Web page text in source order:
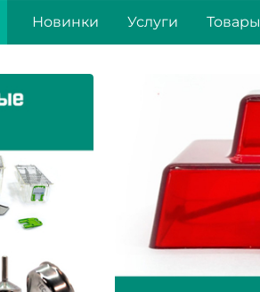
Новинки Услуги Товары